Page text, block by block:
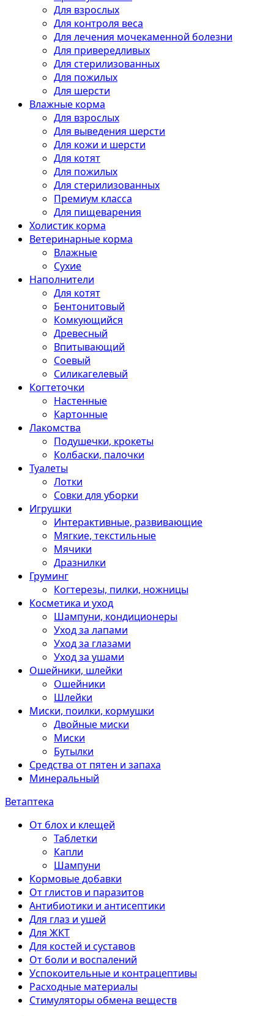
Для взрослых
Для контроля веса
Для лечения мочекаменной болезни
Для привередливых
Для стерилизованных
Для пожилых
Для шерсти
Влажные корма
Для взрослых
Для выведения шерсти
Для кожи и шерсти
Для котят
Для пожилых
Для стерилизованных
Премиум класса
Для пищеварения
Холистик корма
Ветеринарные корма
Влажные
Сухие
Наполнители
Для котят
Бентонитовый
Комкующийся
Древесный
Впитывающий
Соевый
Силикагелевый
Когтеточки
Настенные
Картонные
Лакомства
Подушечки, крокеты
Колбаски, палочки
Туалеты
Лотки
Совки для уборки
Игрушки
Интерактивные, развивающие
Мягкие, текстильные
Мячики
Дразнилки
Груминг
Когтерезы, пилки, ножницы
Косметика и уход
Шампуни, кондиционеры
Уход за лапами
Уход за глазами
Уход за ушами
Ошейники, шлейки
Ошейники
Шлейки
Миски, поилки, кормушки
Двойные миски
Миски
Бутылки
Средства от пятен и запаха
Минеральный
Ветаптека
От блох и клещей
Таблетки
Капли
Шампуни
Кормовые добавки
От глистов и паразитов
Антибиотики и антисептики
Для глаз и ушей
Для ЖКТ
Для костей и суставов
От боли и воспалений
Успокоительные и контрацептивы
Расходные материалы
Стимуляторы обмена веществ